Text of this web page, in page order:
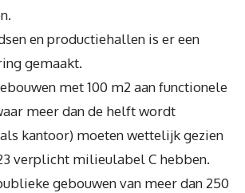
en productiehallen is er een
gemaakt.
met 100 m2 aan functionele
meer dan de helft wordt
kantoor) moeten wettelijk gezien
verplicht milieulabel C hebben.
gebouwen van meer dan 250